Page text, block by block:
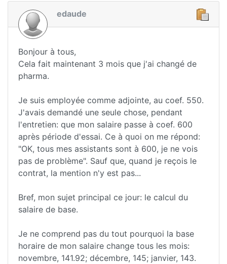
edaude
Bonjour à tous,
Cela fait maintenant 3 mois que j'ai changé de
pharma.
Je suis employée comme adjointe, au coef. 550.
J'avais demandé une seule chose, pendant
l'entretien: que mon salaire passe à coef. 600
après période d'essai. Ce à quoi on me répond:
"OK, tous mes assistants sont à 600, je ne vois
pas de problème". Sauf que, quand je reçois le
contrat, la mention n'y est pas...
Bref, mon sujet principal ce jour: le calcul du
salaire de base.
Je ne comprend pas du tout pourquoi la base
horaire de mon salaire change tous les mois:
novembre, 141.92; décembre, 145; janvier, 143.